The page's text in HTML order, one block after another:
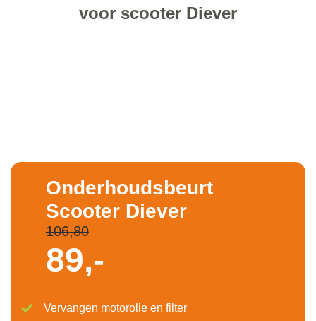
voor scooter Diever
Onderhoudsbeurt
Scooter Diever
106,80
89,-
Vervangen motorolie en filter